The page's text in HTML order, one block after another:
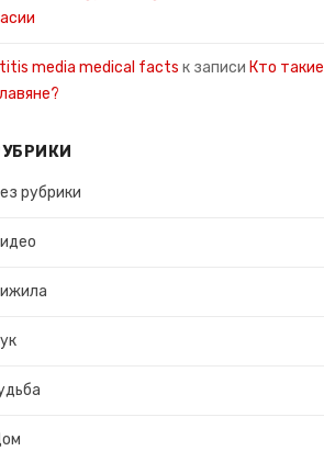
media medical facts к записи Кто такие
рубрики